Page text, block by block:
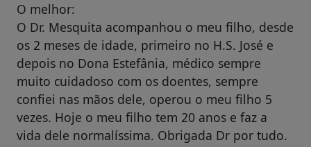
O melhor:
O Dr. Mesquita acompanhou o meu filho, desde
os 2 meses de idade, primeiro no H.S. José e
depois no Dona Estefânia, médico sempre
muito cuidadoso com os doentes, sempre
confiei nas mãos dele, operou o meu filho 5
vezes. Hoje o meu filho tem 20 anos e faz a
vida dele normalíssima. Obrigada Dr por tudo.